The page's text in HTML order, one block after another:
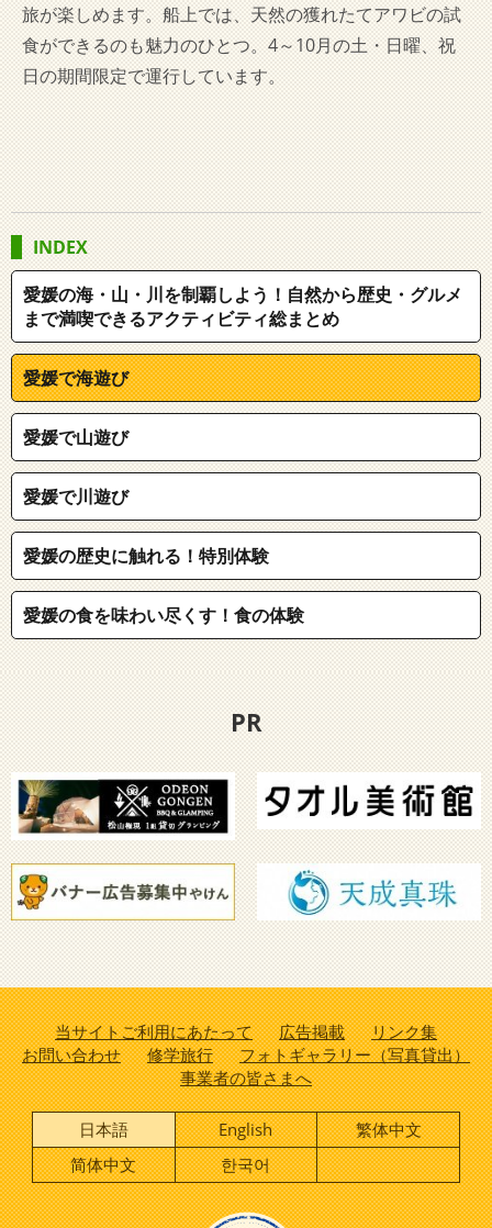
旅が楽しめます。船上では、天然の獲れたてアワビの試
食ができるのも魅力のひとつ。4～10月の土・日曜、祝
日の期間限定で運行しています。
INDEX
愛媛の海・山・川を制覇しよう！自然から歴史・グルメ
まで満喫できるアクティビティ総まとめ
愛媛で海遊び
愛媛で山遊び
愛媛で川遊び
愛媛の歴史に触れる！特別体験
愛媛の食を味わい尽くす！食の体験
PR
当サイトご利用にあたって 広告掲載
リンク集
お問い合わせ
修学旅行
フォトギャラリー（写真貸出）
事業者の皆さまへ
日本語 English
繁体中文
简体中文
한국어